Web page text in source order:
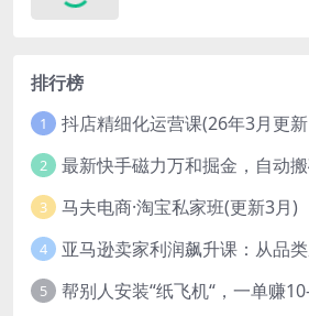
排行榜
1 抖店精细化运营课(26年3月更新
2
3 马夫电商·淘宝私家班(更新3月)
4
5